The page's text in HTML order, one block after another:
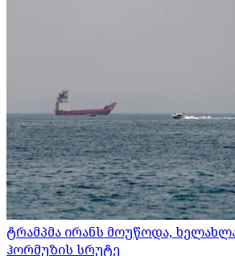
ტრამპმა ირანს მოუწოდა, ხელახლა
ჰორმუზის სრუტე